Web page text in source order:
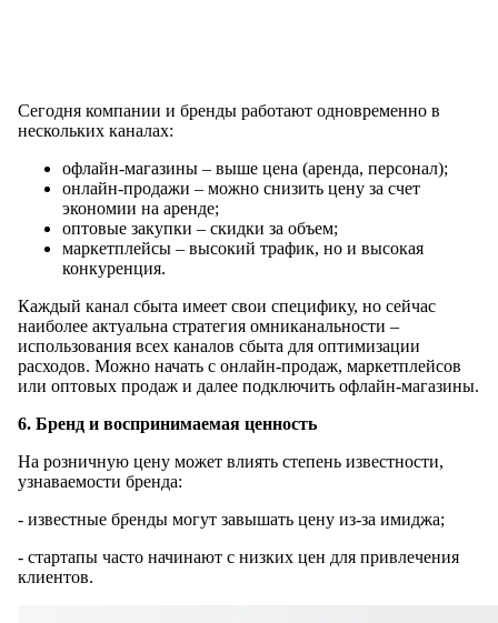
Сегодня компании и бренды работают одновременно в
нескольких каналах:
офлайн-магазины – выше цена (аренда, персонал);
онлайн-продажи – можно снизить цену за счет
экономии на аренде;
оптовые закупки – скидки за объем;
маркетплейсы – высокий трафик, но и высокая
конкуренция.
Каждый канал сбыта имеет свои специфику, но сейчас
наиболее актуальна стратегия омниканальности –
использования всех каналов сбыта для оптимизации
расходов. Можно начать с онлайн-продаж, маркетплейсов
или оптовых продаж и далее подключить офлайн-магазины.
6. Бренд и воспринимаемая ценность
На розничную цену может влиять степень известности,
узнаваемости бренда:
- известные бренды могут завышать цену из-за имиджа;
- стартапы часто начинают с низких цен для привлечения
клиентов.